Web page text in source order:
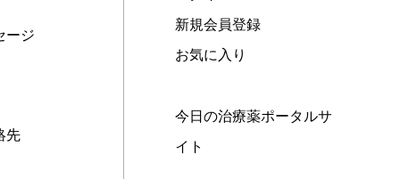
ージ
先
新規会員登録
お気に入り
今日の治療薬ポータルサ
イト